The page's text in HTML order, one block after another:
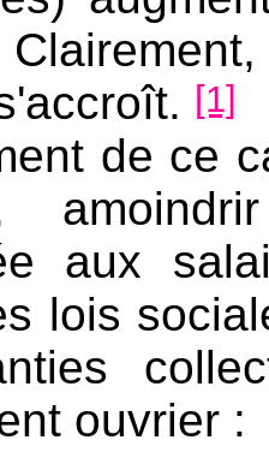
[1]
de ce
aux
lois
ouvrier :